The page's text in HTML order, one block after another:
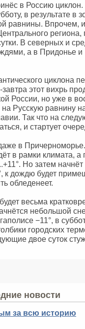
в Россию
в результате в
равнины. Впрочем,
В северных и
а в Придонье
циклона
этот вихрь
России, но уже в
Русскую равнину
Так что на
и стартует
в
в рамки климата, а
Но затем
к дождю будет
обледенеет.
весьма
небольшой
−11°, в
городских
двое суток
новости
за всю историю